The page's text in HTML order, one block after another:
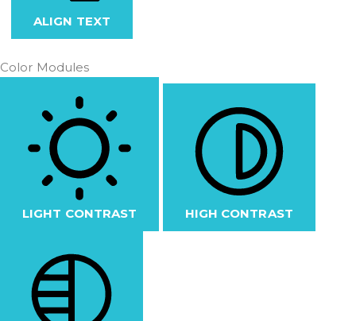
ALIGN TEXT
Color Modules
LIGHT CONTRAST HIGH CONTRAST